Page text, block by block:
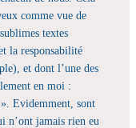
comme vue de
textes
la responsabilité
et dont l’une des
en moi :
Evidemment, sont
n’ont jamais rien eu